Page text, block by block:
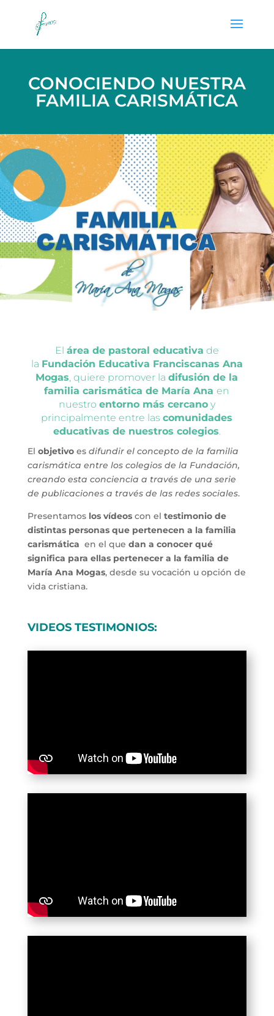
CONOCIENDO NUESTRA
FAMILIA CARISMÁTICA
El área de pastoral educativa de
la Fundación Educativa Franciscanas Ana
Mogas, quiere promover la difusión de la
familia carismática de María Ana en
nuestro entorno más cercano y
principalmente entre las comunidades
educativas de nuestros colegios.
El objetivo es difundir el concepto de la familia
carismática entre los colegios de la Fundación,
creando esta conciencia a través de una serie
de publicaciones a través de las redes sociales.
Presentamoslos vídeos con el testimonio de
distintas personas que pertenecen a la familia
carismática en el que dan a conocer qué
significa para ellas pertenecer a la familia de
María Ana Mogas, desde su vocación u opción de
vida cristiana.
VIDEOS TESTIMONIOS: